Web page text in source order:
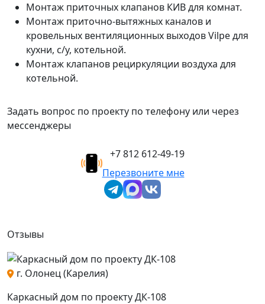
Монтаж приточных клапанов КИВ для комнат.
Монтаж приточно-вытяжных каналов и
кровельных вентиляционных выходов Vilpe для
кухни, с/у, котельной.
Монтаж клапанов рециркуляции воздуха для
котельной.
Задать вопрос по проекту по телефону или через
мессенджеры
+7 812 612-49-19
Перезвоните мне
Отзывы
г. Олонец (Карелия)
Каркасный дом по проекту ДК-108